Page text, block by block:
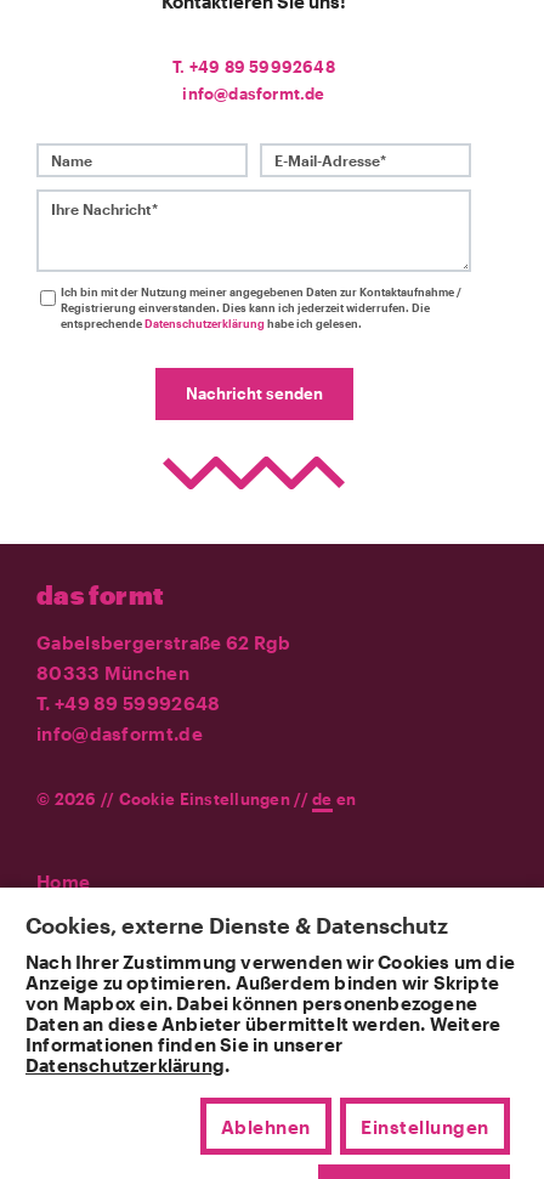
T. +49 89 59992648
info@dasformt.de
E-Mail-Adresse*
Ich bin mit der Nutzung meiner angegebenen Daten zur Kontaktaufnahme /
Registrierung einverstanden. Dies kann ich jederzeit widerrufen. Die
entsprechendeDatenschutzerklärunghabe ich gelesen.
Nachricht senden
das formt
Gabelsbergerstraße 62 Rgb
80333 München
T. +49 89 59992648
info@dasformt.de
© 2026 // Cookie Einstellungen//de en
Home
Agentur
Leistungen
Referenzen
News
Kontakt
Impressum
Cookies, externe Dienste & Datenschutz
Nach Ihrer Zustimmung verwenden wir Cookies um die
Anzeige zu optimieren. Außerdem binden wir Skripte
von Mapbox ein. Dabei können personenbezogene
Daten an diese Anbieter übermittelt werden. Weitere
Informationen finden Sie in unserer
Datenschutzerklärung.
Ablehnen Einstellungen